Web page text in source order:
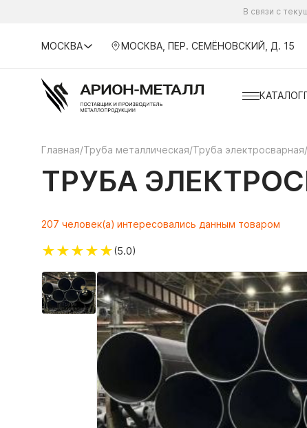
В связи с
МОСКВА МОСКВА, ПЕР. СЕМЁНОВСКИЙ, Д. 15
КАТАЛОГ
Главная/Труба металлическая/Труба электросварная/
ТРУБА
207 человек(а) интересовались данным товаром
★★★★★(5.0)